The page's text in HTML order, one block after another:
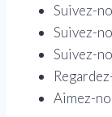
Suivez-
Suivez-
Suivez-
Aimez-